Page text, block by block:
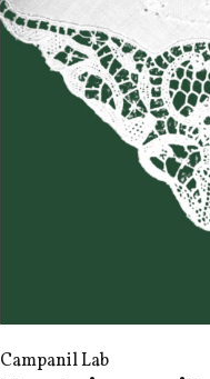
Campanil Lab